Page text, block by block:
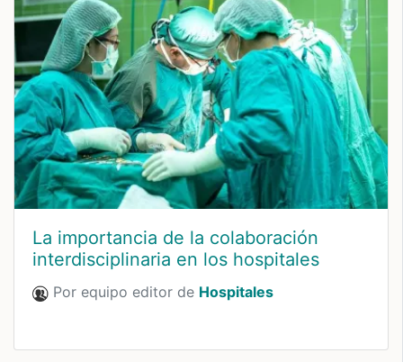
La importancia de la colaboración
interdisciplinaria en los hospitales
Por equipo editor de Hospitales